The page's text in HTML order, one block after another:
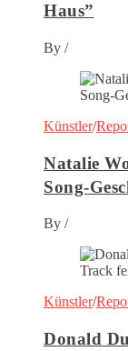
Haus”
By /
Künstler/
Natalie
Song-
By /
Künstler/
Donald